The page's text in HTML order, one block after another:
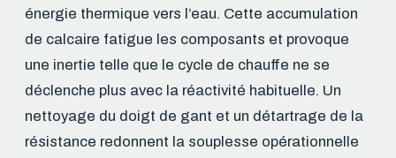
énergie thermique vers l’eau. Cette accumulation
de calcaire fatigue les composants et provoque
une inertie telle que le cycle de chauffe ne se
déclenche plus avec la réactivité habituelle. Un
nettoyage du doigt de gant et un détartrage de la
résistance redonnent la souplesse opérationnelle